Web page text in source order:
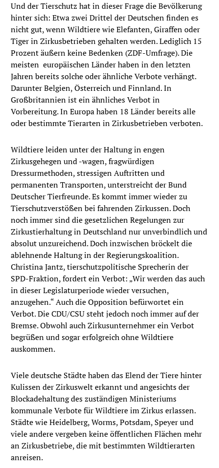
Und der Tierschutz hat in dieser Frage die Bevölkerung
hinter sich: Etwa zwei Drittel der Deutschen finden es
nicht gut, wenn Wildtiere wie Elefanten, Giraffen oder
Tiger in Zirkusbetrieben gehalten werden. Lediglich 15
Prozent äußern keine Bedenken (ZDF-Umfrage). Die
meisten europäischen Länder haben in den letzten
Jahren bereits solche oder ähnliche Verbote verhängt.
Darunter Belgien, Österreich und Finnland. In
Großbritannien ist ein ähnliches Verbot in
Vorbereitung. In Europa haben 18 Länder bereits alle
oder bestimmte Tierarten in Zirkusbetrieben verboten.
Wildtiere leiden unter der Haltung in engen
Zirkusgehegen und -wagen, fragwürdigen
Dressurmethoden, stressigen Auftritten und
permanenten Transporten, unterstreicht der Bund
Deutscher Tierfreunde. Es kommt immer wieder zu
Tierschutzverstößen bei fahrenden Zirkussen. Doch
noch immer sind die gesetzlichen Regelungen zur
Zirkustierhaltung in Deutschland nur unverbindlich und
absolut unzureichend. Doch inzwischen bröckelt die
ablehnende Haltung in der Regierungskoalition.
Christina Jantz, tierschutzpolitische Sprecherin der
SPD-Fraktion, fordert ein Verbot: „Wir werden das auch
in dieser Legislaturperiode wieder versuchen,
anzugehen.“ Auch die Opposition befürwortet ein
Verbot. Die CDU/CSU steht jedoch noch immer auf der
Bremse. Obwohl auch Zirkusunternehmer ein Verbot
begrüßen und sogar erfolgreich ohne Wildtiere
auskommen.
Viele deutsche Städte haben das Elend der Tiere hinter
Kulissen der Zirkuswelt erkannt und angesichts der
Blockadehaltung des zuständigen Ministeriums
kommunale Verbote für Wildtiere im Zirkus erlassen.
Städte wie Heidelberg, Worms, Potsdam, Speyer und
viele andere vergeben keine öffentlichen Flächen mehr
an Zirkusbetriebe, die mit bestimmten Wildtierarten
anreisen.